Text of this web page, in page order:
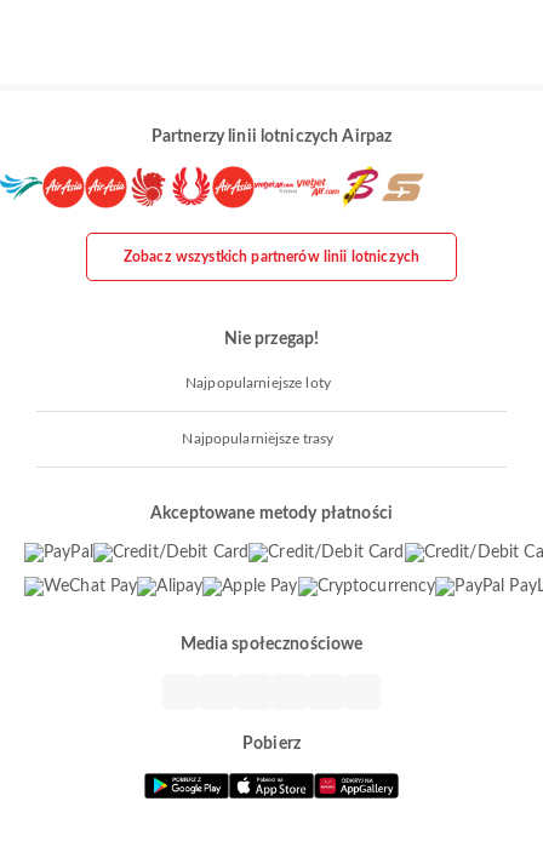
Partnerzy linii lotniczych Airpaz
Zobacz wszystkich partnerów linii lotniczych
Nie przegap!
Najpopularniejsze loty
Najpopularniejsze trasy
Akceptowane metody płatności
Media społecznościowe
Pobierz